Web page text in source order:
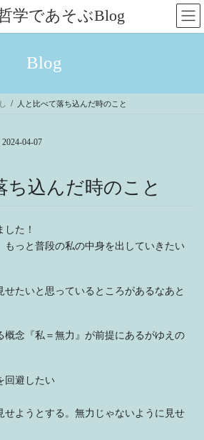
学であそぶBlog
Blog
人と比べて落ち込んだ時のこと
2024-04-07
ち込んだ時のこと
た！
もっと普段の私の中身を出していきたい
せたいと思っているところがあるなあと
概念『私＝無力』が前提にあるがゆえの
回避したい
せようとする。無力じゃないように見せ